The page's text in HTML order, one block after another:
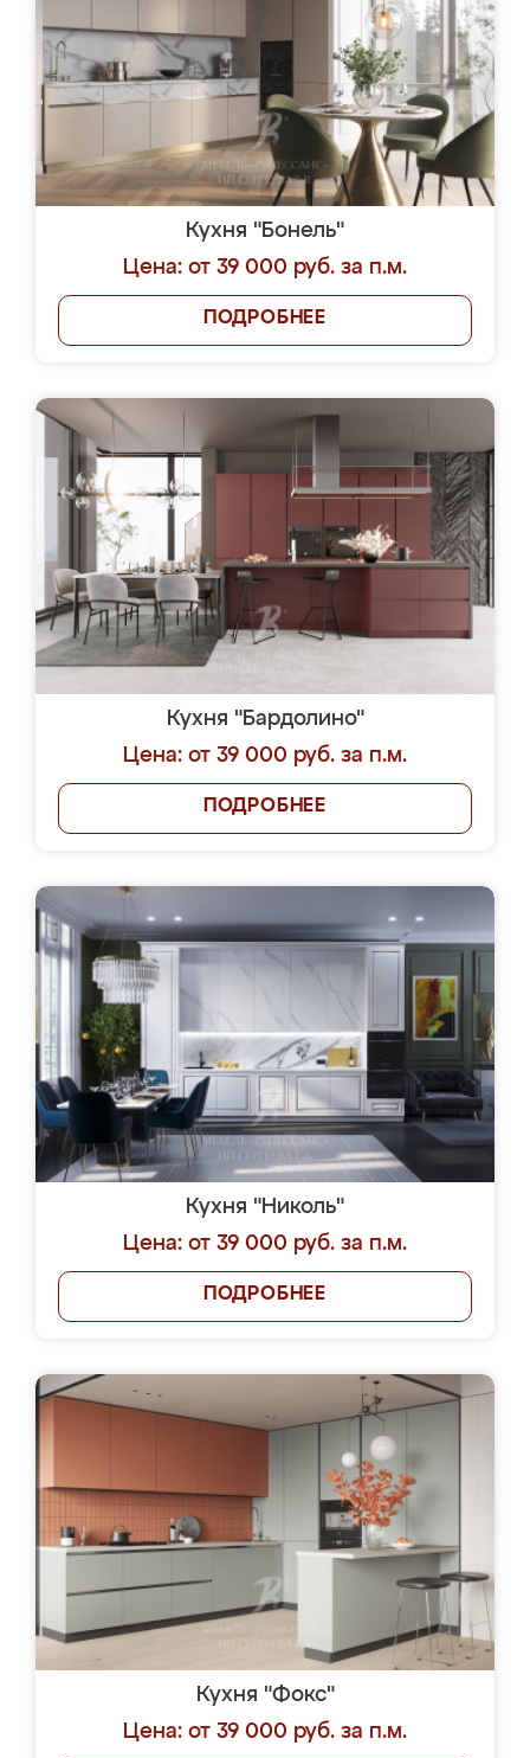
Кухня "Бонель"
Цена: от 39 000 руб. за п.м.
ПОДРОБНЕЕ
Кухня "Бардолино"
Цена: от 39 000 руб. за п.м.
ПОДРОБНЕЕ
Кухня "Николь"
Цена: от 39 000 руб. за п.м.
ПОДРОБНЕЕ
Кухня "Фокс"
Цена: от 39 000 руб. за п.м.